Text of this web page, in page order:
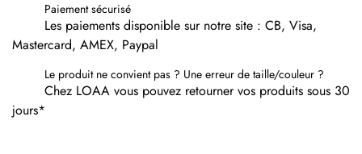
Paiement sécurisé
Les paiements disponible sur notre site : CB, Visa,
Mastercard, AMEX, Paypal
Le produit ne convient pas ? Une erreur de taille/couleur ?
Chez LOAA vous pouvez retourner vos produits sous 30
jours*